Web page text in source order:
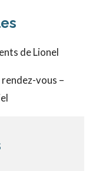
de Lionel
vous –